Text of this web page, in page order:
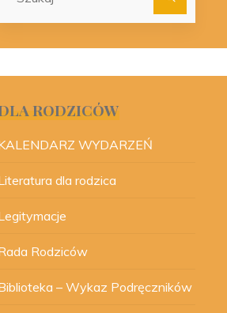
RODZICÓW
WYDARZEŃ
dla rodzica
Rodziców
– Wykaz Podręczników